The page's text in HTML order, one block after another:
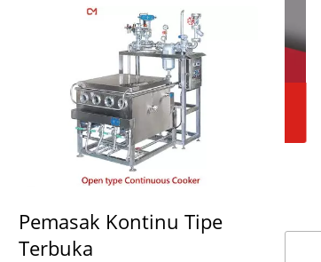
Pemasak Kontinu Tipe
Terbuka
Filter Ekstrusi Rol